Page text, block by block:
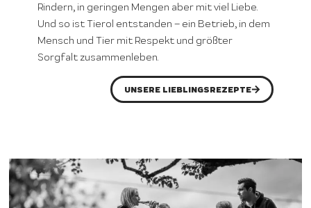
Rindern, in geringen Mengen aber mit viel Liebe.
Und so ist Tierol entstanden – ein Betrieb, in dem
Mensch und Tier mit Respekt und größter
Sorgfalt zusammenleben.
UNSERE LIEBLINGSREZEPTE